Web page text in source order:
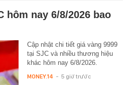
hôm nay 6/8/2026 bao
Cập nhật chi tiết giá vàng 9999
tại SJC và nhiều thương hiệu
khác hôm nay 6/8/2026.
MONEY.14 - 5 giờ trước